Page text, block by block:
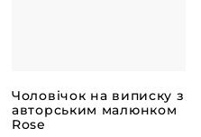
Чоловічок на виписку з
авторським малюнком
Rose